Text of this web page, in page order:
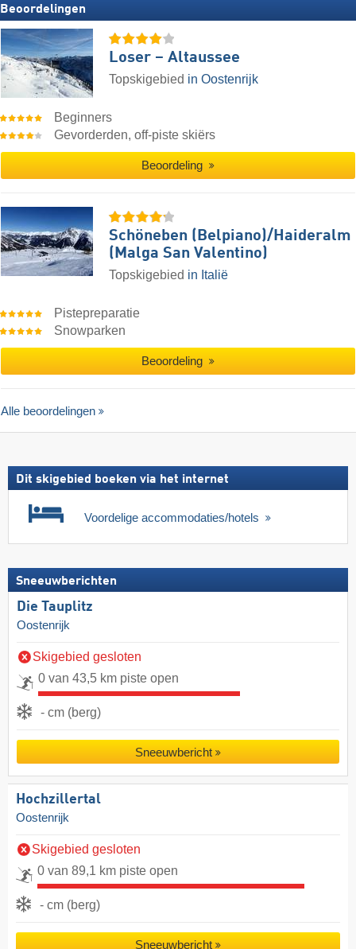
Beoordelingen
Loser – Altaussee
Topskigebied in Oostenrijk
Beginners
Gevorderden, off-piste skiërs
Beoordeling
Schöneben (Belpiano)/​Haideralm
(Malga San Valentino)
Topskigebied in Italië
Pistepreparatie
Snowparken
Beoordeling
Alle beoordelingen
Dit skigebied boeken via het internet
Voordelige accommodaties/hotels
Sneeuwberichten
Die Tauplitz
Oostenrijk
Skigebied gesloten
0 van 43,5 km piste open
- cm (berg)
Sneeuwbericht
Hochzillertal
Oostenrijk
Skigebied gesloten
0 van 89,1 km piste open
- cm (berg)
Sneeuwbericht